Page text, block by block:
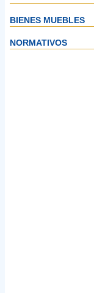
BIENES MUEBLES
NORMATIVOS